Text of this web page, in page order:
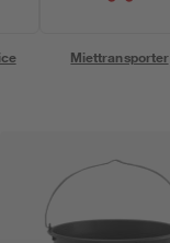
Miettransporter